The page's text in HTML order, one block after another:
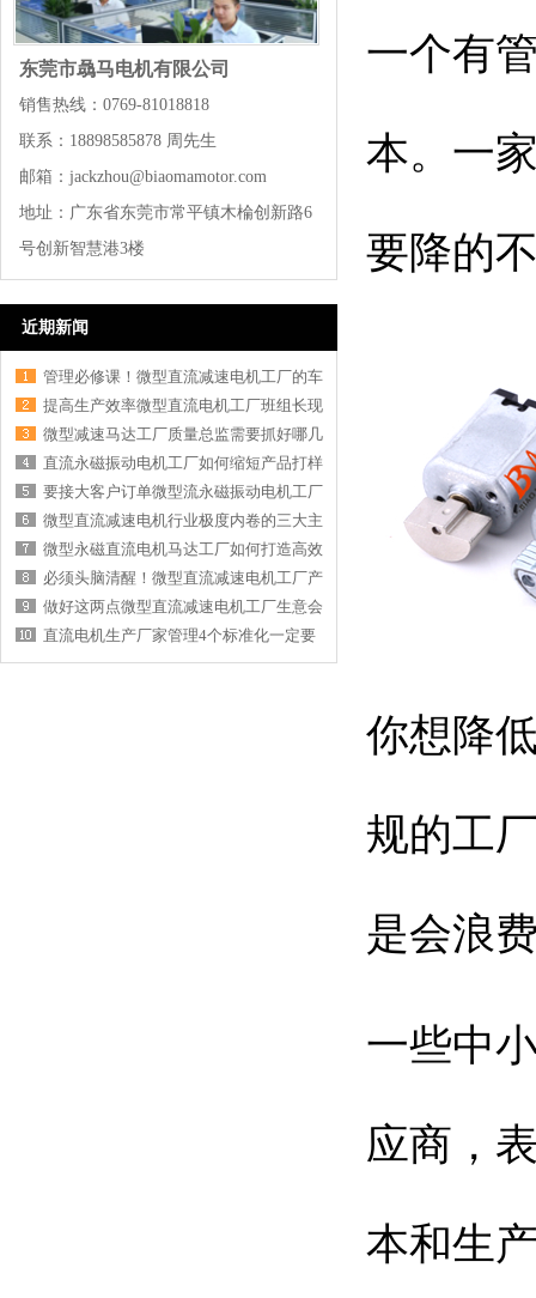
东莞市骉马电机有限公司
销售热线：0769-81018818
联系：18898585878 周先生
邮箱：jackzhou@biaomamotor.com
地址：广东省东莞市常平镇木棆创新路6
号创新智慧港3楼
近期新闻
管理必修课！微型直流减速电机工厂的车
提高生产效率微型直流电机工厂班组长现
微型减速马达工厂质量总监需要抓好哪几
直流永磁振动电机工厂如何缩短产品打样
要接大客户订单微型流永磁振动电机工厂
微型直流减速电机行业极度内卷的三大主
微型永磁直流电机马达工厂如何打造高效
必须头脑清醒！微型直流减速电机工厂产
做好这两点微型直流减速电机工厂生意会
直流电机生产厂家管理4个标准化一定要
一个有
本。一
要降的
你想降
规的工
是会浪
一些中
应商，
本和生